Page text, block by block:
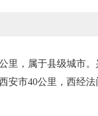
里，属于县级城市
安市40公里，西经